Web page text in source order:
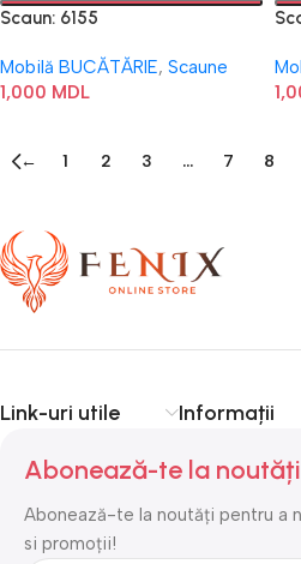
Scaun: 6155
Mobilă BUCĂTĂRIE, Scaune
1,000 MDL
← 1 2 3 … 7 8
Link-uri utile Informații
Abonează-te la noutăți
Abonează-te la noutăți pentru a
si promoții!